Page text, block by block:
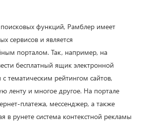
функций, Рамблер имеет
сервисов и является
порталом. Так, например, на
бесплатный ящик электронной
тематическим рейтингом сайтов,
ленту и многое другое. На портале
платежа, мессенджер, а также
в рунете система контекстной рекламы